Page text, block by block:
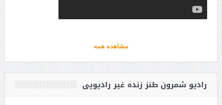
مشاهده همه
رادیو شمرون طنز زنده غیر رادیویی